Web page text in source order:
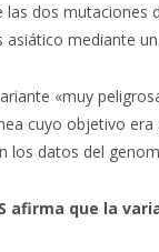
las dos mutaciones
asiático mediante
«muy
cuyo objetivo
los datos del
afirma que la